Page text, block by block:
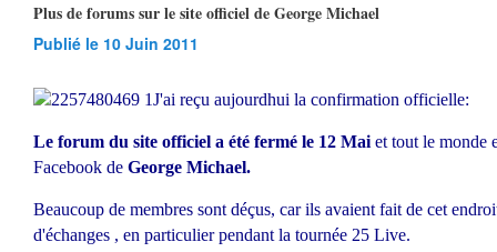
Plus de forums sur le site officiel de George Michael
Publié le 10 Juin 2011
J'ai reçu aujourdhui la confirmation officielle:
Le forum du site officiel a été fermé le 12 Mai et tout le monde
Facebook de George Michael.
Beaucoup de membres sont déçus, car ils avaient fait de cet
d'échanges , en particulier pendant la tournée 25 Live.